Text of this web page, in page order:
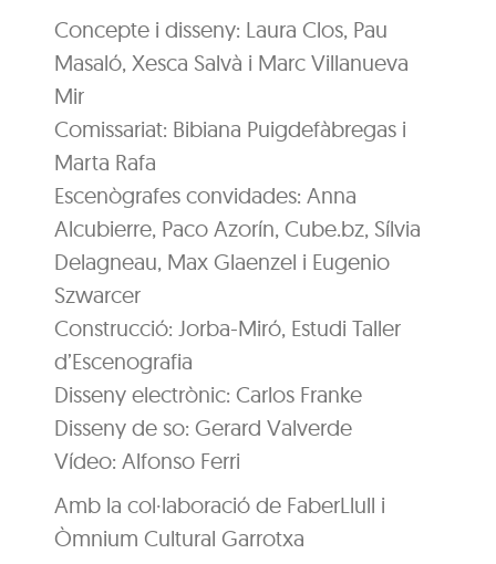
Concepte i disseny: Laura Clos, Pau
Masaló, Xesca Salvà i Marc Villanueva
Mir
Comissariat: Bibiana Puigdefàbregas i
Marta Rafa
Escenògrafes convidades: Anna
Alcubierre, Paco Azorín, Cube.bz, Sílvia
Delagneau, Max Glaenzel i Eugenio
Szwarcer
Construcció: Jorba-Miró, Estudi Taller
d’Escenografia
Disseny electrònic: Carlos Franke
Disseny de so: Gerard Valverde
Vídeo: Alfonso Ferri
Amb la col·laboració de FaberLlull i
Òmnium Cultural Garrotxa